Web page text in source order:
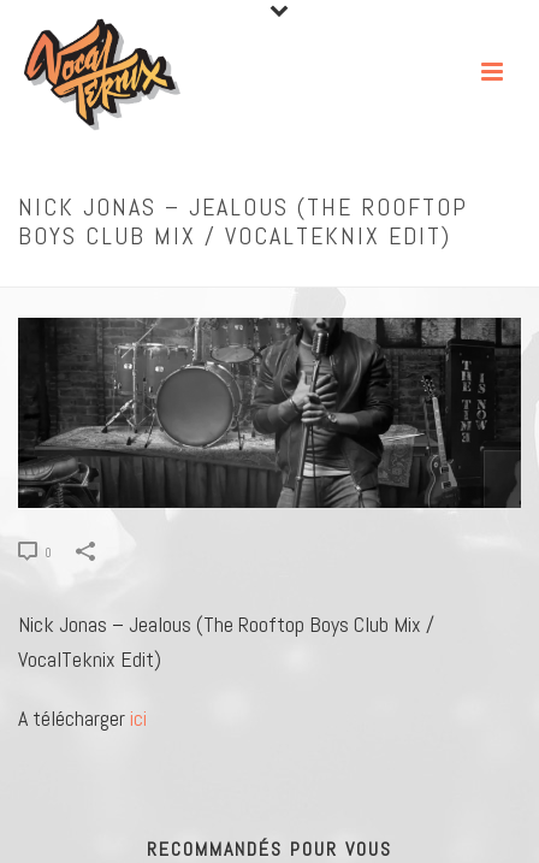
NICK JONAS – JEALOUS (THE ROOFTOP
BOYS CLUB MIX / VOCALTEKNIX EDIT)
0
Nick Jonas – Jealous (The Rooftop Boys Club Mix /
VocalTeknix Edit)
A télécharger ici
RECOMMANDÉS POUR VOUS